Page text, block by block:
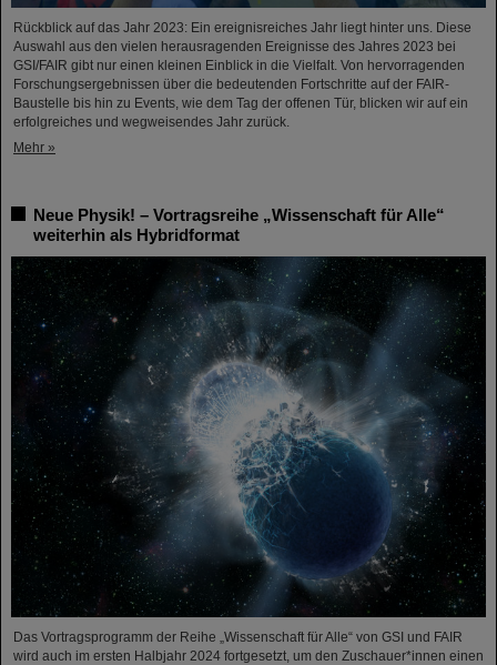
Rückblick auf das Jahr 2023: Ein ereignisreiches Jahr liegt hinter uns. Diese
Auswahl aus den vielen herausragenden Ereignisse des Jahres 2023 bei
GSI/FAIR gibt nur einen kleinen Einblick in die Vielfalt. Von hervorragenden
Forschungsergebnissen über die bedeutenden Fortschritte auf der FAIR-
Baustelle bis hin zu Events, wie dem Tag der offenen Tür, blicken wir auf ein
erfolgreiches und wegweisendes Jahr zurück.
Mehr »
Neue Physik! – Vortragsreihe „Wissenschaft für Alle“
weiterhin als Hybridformat
Das Vortragsprogramm der Reihe „Wissenschaft für Alle“ von GSI und FAIR
wird auch im ersten Halbjahr 2024 fortgesetzt, um den Zuschauer*innen einen